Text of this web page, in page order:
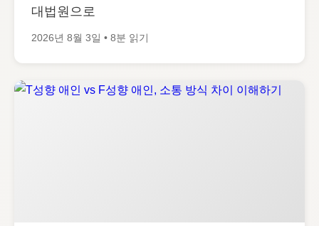
대법원으로
2026년 8월 3일 • 8분 읽기